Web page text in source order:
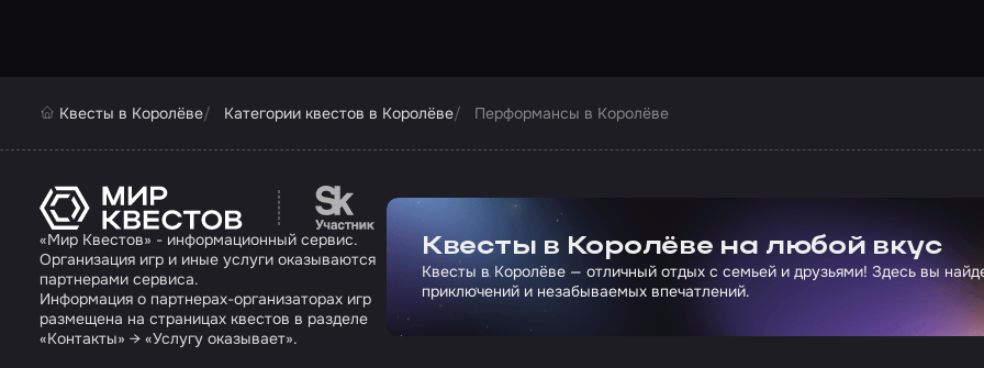
Квесты в Королёве Категории квестов в Королёве Перформансы в Королёве
Перейти на сайт партнера Сколково
«Мир Квестов» - информационный сервис.
Организация игр и иные услуги оказываются
партнерами сервиса.
Информация о партнерах-организаторах игр
размещена на страницах квестов в разделе
«Контакты» → «Услугу оказывает».
Квесты в Королёве на любой вкус
Квесты в Королёве — отличный отдых с семьей и друзьями! Здесь вы
приключений и незабываемых впечатлений.